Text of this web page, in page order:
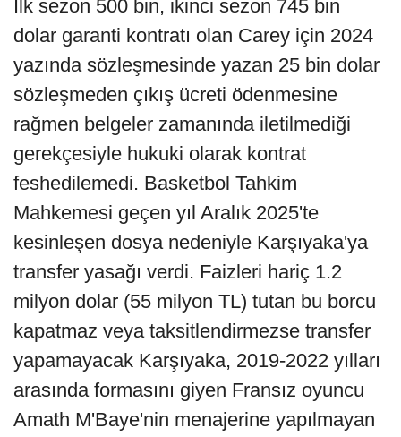
İlk sezon 500 bin, ikinci sezon 745 bin
dolar garanti kontratı olan Carey için 2024
yazında sözleşmesinde yazan 25 bin dolar
sözleşmeden çıkış ücreti ödenmesine
rağmen belgeler zamanında iletilmediği
gerekçesiyle hukuki olarak kontrat
feshedilemedi. Basketbol Tahkim
Mahkemesi geçen yıl Aralık 2025'te
kesinleşen dosya nedeniyle Karşıyaka'ya
transfer yasağı verdi. Faizleri hariç 1.2
milyon dolar (55 milyon TL) tutan bu borcu
kapatmaz veya taksitlendirmezse transfer
yapamayacak Karşıyaka, 2019-2022 yılları
arasında formasını giyen Fransız oyuncu
Amath M'Baye'nin menajerine yapılmayan